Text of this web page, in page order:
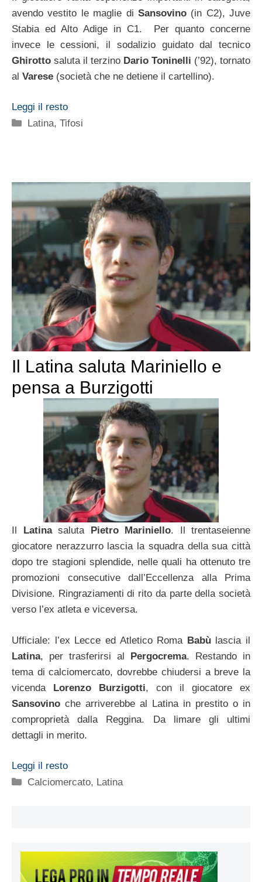
avendo vestito le maglie di Sansovino(in C2), Juve
Stabia ed Alto Adige in C1. Per quanto concerne
invece le cessioni, il sodalizio guidato dal tecnico
Ghirotto saluta il terzino Dario Toninelli (’92), tornato
al Varese (società che ne detiene il cartellino).
Leggi il resto
Categorie
Latina,Tifosi
Il Latina saluta Mariniello e
pensa a Burzigotti
Latinasaluta Pietro Mariniello. Il trentaseienne
giocatore nerazzurro lascia la squadra della sua città
dopo tre stagioni splendide, nelle quali ha ottenuto tre
promozioni consecutive dall’Eccellenza alla Prima
Divisione. Ringraziamenti di rito da parte della società
verso l’ex atleta e viceversa.
Ufficiale: l’ex Lecce ed Atletico Roma Babùlascia il
Latina, per trasferirsi al Pergocrema. Restando in
tema di calciomercato, dovrebbe chiudersi a breve la
vicenda Lorenzo Burzigotti, con il giocatore ex
Sansovino che arriverebbe al Latina in prestito o in
comproprietà dalla Reggina. Da limare gli ultimi
dettagli in merito.
Leggi il resto
Categorie
Calciomercato, Latina